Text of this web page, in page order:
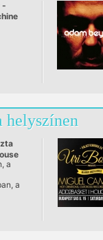
-
helyszínen
a
a